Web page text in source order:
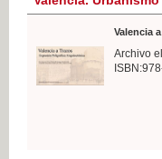
Valencia
Archivo